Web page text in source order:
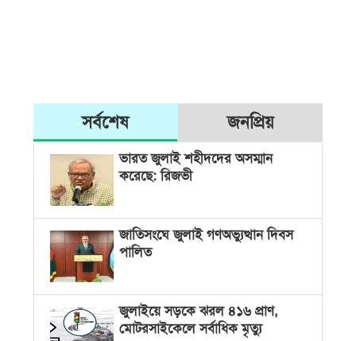
সর্বশেষ জনপ্রিয়
ভারত জুলাই শহীদদের অসম্মান
করেছে: রিজভী
জাতিসংঘে জুলাই গণঅভ্যুত্থান দিবস
পালিত
জুলাইয়ে সড়কে ঝরল ৪১৬ প্রাণ,
মোটরসাইকেলে সর্বাধিক মৃত্যু